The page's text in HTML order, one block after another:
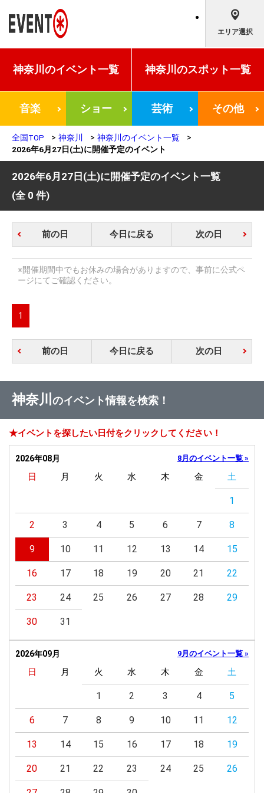
エリア選択
神奈川のイベント一覧 神奈川のスポット一覧
音楽 ショー 芸術 その他
全国TOP 神奈川
神奈川のイベント一覧
2026年6月27日(土)に開催予定のイベント
2026年6月27日(土)に開催予定のイベント一覧
(全 0 件)
前の日 今日に戻る 次の日
※開催期間中でもお休みの場合がありますので、事前に公式ペ
ージにてご確認ください。
1
前の日 今日に戻る 次の日
神奈川 のイベント情報を検索！
★イベントを探したい日付をクリックしてください！
2026年08月 8月のイベント一覧 »
日 月 火 水 木 金 土
1
2 3 4 5 6 7 8
9 10 11 12 13 14 15
16 17 18 19 20 21 22
23 24 25 26 27 28 29
30 31
2026年09月 9月のイベント一覧 »
日 月 火 水 木 金 土
1 2 3 4 5
6 7 8 9 10 11 12
13 14 15 16 17 18 19
20 21 22 23 24 25 26